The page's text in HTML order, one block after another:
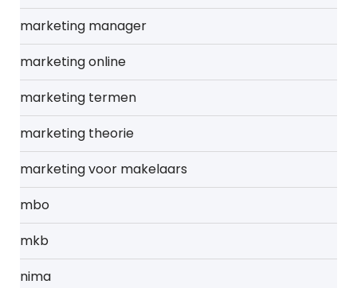
marketing manager
marketing online
marketing termen
marketing theorie
marketing voor makelaars
mbo
mkb
nima